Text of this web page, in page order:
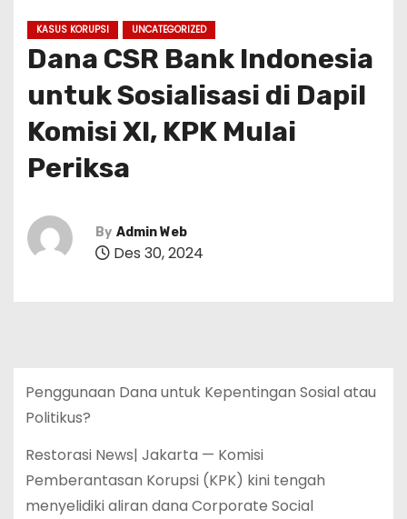
KASUS KORUPSI UNCATEGORIZED
Dana CSR Bank Indonesia
untuk Sosialisasi di Dapil
Komisi XI, KPK Mulai
Periksa
By Admin Web
Des 30, 2024
Penggunaan Dana untuk Kepentingan Sosial atau
Politikus?
Restorasi News| Jakarta — Komisi
Pemberantasan Korupsi (KPK) kini tengah
menyelidiki aliran dana Corporate Social